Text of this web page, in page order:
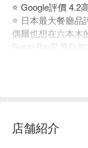
⭐️ Google評價 4.2
⭐️ 日本最大餐廳品
偶爾也想在六本木
Sushi Bar是源自
店舗紹介